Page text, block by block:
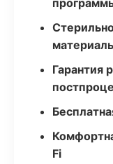
Гарантия
Fi